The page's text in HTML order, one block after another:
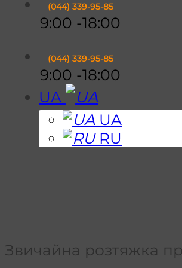
(044) 339-95-85
9:00 -18:00
(044) 339-95-85
9:00 -18:00
UA
UA
RU
Звичайна розтяжка